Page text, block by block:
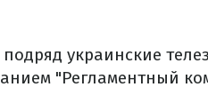
украинские
"Регламентный